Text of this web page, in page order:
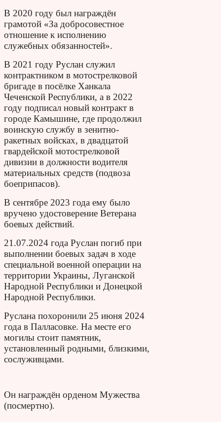
В 2020 году был награждён
грамотой «За добросовестное
отношение к исполнению
служебных обязанностей».
В 2021 году Руслан служил
контрактником в мотострелковой
бригаде в посёлке Ханкала
Чеченской Республики, а в 2022
году подписал новый контракт в
городе Камышине, где продолжил
воинскую службу в зенитно-
ракетных войсках, в двадцатой
гвардейской мотострелковой
дивизии в должности водителя
материальных средств (подвоза
боеприпасов).
В сентябре 2023 года ему было
вручено удостоверение Ветерана
боевых действий.
21.07.2024 года Руслан погиб при
выполнении боевых задач в ходе
специальной военной операции на
территории Украины, Луганской
Народной Республики и Донецкой
Народной Республики.
Руслана похоронили 25 июня 2024
года в Палласовке. На месте его
могилы стоит памятник,
установленный родными, близкими,
сослуживцами.
Он награждён орденом Мужества
(посмертно).